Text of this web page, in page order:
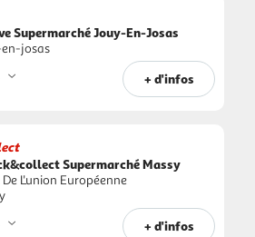
Supermarché Jouy-En-Josas
josas
+ d'infos
Supermarché Massy
L'union Européenne
+ d'infos